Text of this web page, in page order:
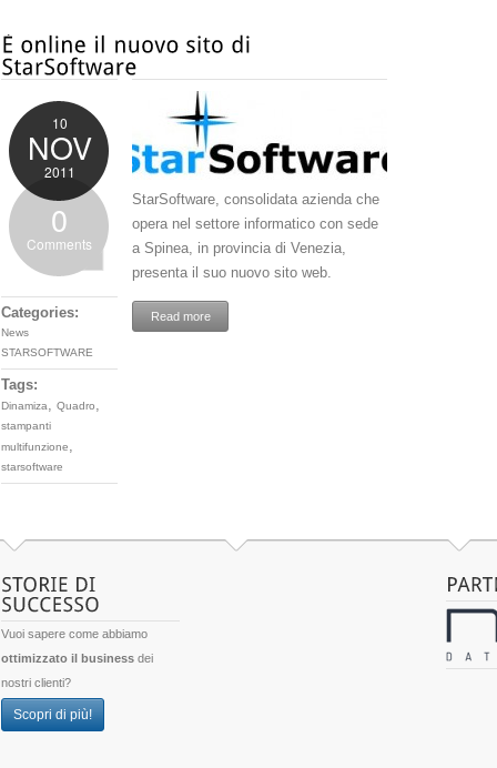
10
NOV
2011
0
Comments
Categories:
News
STARSOFTWARE
Tags:
Dinamiza, Quadro,
stampanti
multifunzione,
starsoftware
StarSoftware, consolidata azienda che
opera nel settore informatico con sede
a Spinea, in provincia di Venezia,
presenta il suo nuovo sito web.
Read more
Vuoi sapere come abbiamo
ottimizzato il business dei
nostri clienti?
Scopri di più!